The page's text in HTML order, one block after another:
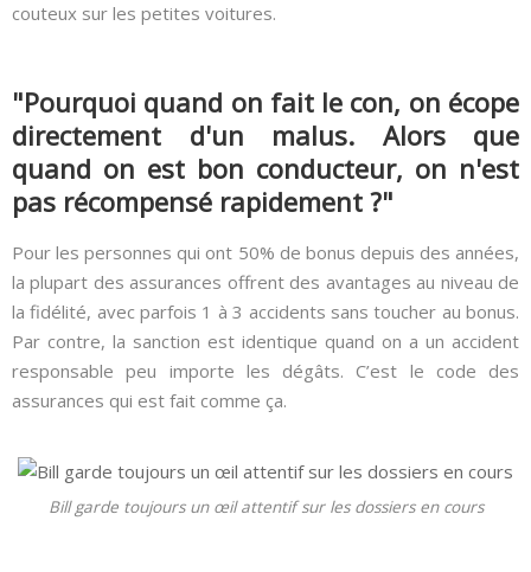
couteux sur les petites voitures.
"Pourquoi quand on fait le con, on écope
directement d'un malus. Alors que
quand on est bon conducteur, on n'est
pas récompensé rapidement ?"
Pour les personnes qui ont 50% de bonus depuis des années,
la plupart des assurances offrent des avantages au niveau de
la fidélité, avec parfois 1 à 3 accidents sans toucher au bonus.
Par contre, la sanction est identique quand on a un accident
responsable peu importe les dégâts. C’est le code des
assurances qui est fait comme ça.
Bill garde toujours un œil attentif sur les dossiers en cours